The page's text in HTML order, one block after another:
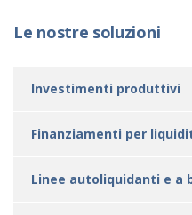
Le nostre soluzioni
Investimenti produttivi
Finanziamenti per
Linee autoliquidanti e a